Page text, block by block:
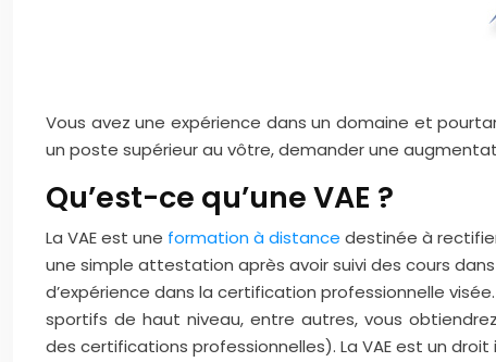
Vous avez une expérience dans un domaine et
un poste supérieur au vôtre, demander une
Qu’est-ce qu’une VAE ?
La VAE est une formation à distance destinée à
une simple attestation après avoir suivi des cours
d’expérience dans la certification professionnelle
sportifs de haut niveau, entre autres, vous
des certifications professionnelles). La VAE est un